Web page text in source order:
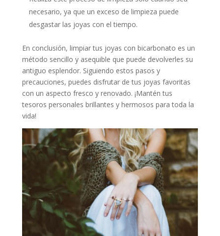
necesario, ya que un exceso de limpieza puede
desgastar las joyas con el tiempo.
En conclusión, limpiar tus joyas con bicarbonato es un
método sencillo y asequible que puede devolverles su
antiguo esplendor. Siguiendo estos pasos y
precauciones, puedes disfrutar de tus joyas favoritas
con un aspecto fresco y renovado. ¡Mantén tus
tesoros personales brillantes y hermosos para toda la
vida!